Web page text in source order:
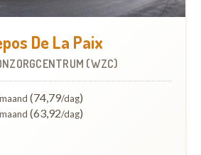
De La Paix
(WZC)
(74,79/dag)
(63,92/dag)